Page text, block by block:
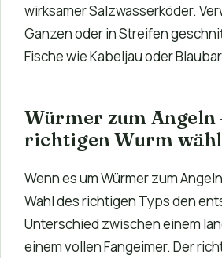
wirksamer Salzwasserköder.
Ganzen oder in Streifen
Fische wie Kabeljau oder
Würmer zum Angeln
richtigen Wurm
Wenn es umWürmer zum
Wahl des richtigen Typs den
Unterschied zwischen einem
einem vollen Fangeimer. Der